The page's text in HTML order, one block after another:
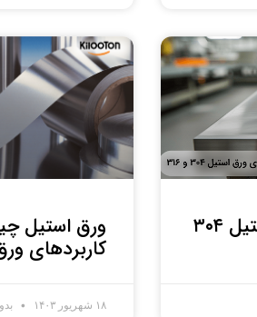
تفاوت های ورق استیل ۳۰۴ ورق استیل
کاربردهای
۱۸ شهریور ۱۴۰۳